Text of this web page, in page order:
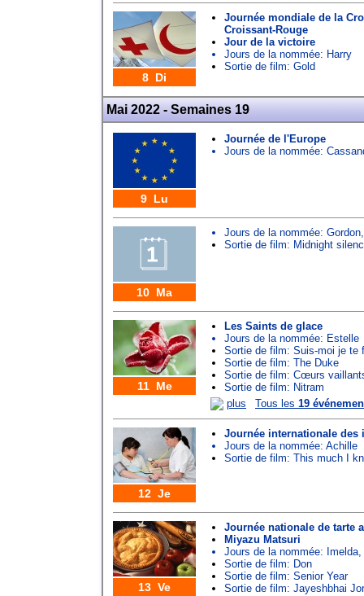
8 Di
Journée mondiale de la
Croissant-Rouge
Jour de la victoire
Jours de la nommée: Harry
Sortie de film: Gold
Mai 2022 - Semaines 19
9 Lu
Journée de l'Europe
Jours de la nommée:
10 Ma
Jours de la nommée: Gordon
Sortie de film: Midnight
11 Me
Les Saints de glace
Jours de la nommée: Estelle
Sortie de film: Suis-moi je te
Sortie de film: The Duke
Sortie de film: Cœurs
Sortie de film: Nitram
plus
Tous les 19
12 Je
Journée internationale des
Jours de la nommée: Achille
Sortie de film: This much I
13 Ve
Journée nationale de tarte
Miyazu Matsuri
Jours de la nommée: Imelda,
Sortie de film: Don
Sortie de film: Senior Year
Sortie de film: Jayeshbhai